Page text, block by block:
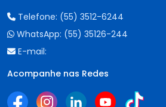
Telefone: (55) 3512-6244
WhatsApp: (55) 35126-244
E-mail:
Acompanhe nas Redes